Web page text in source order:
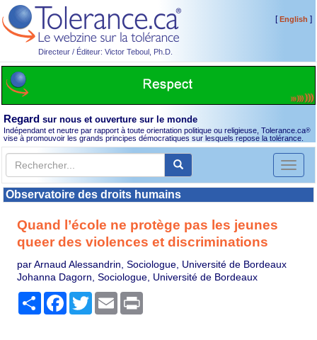
Directeur / Éditeur: Victor Teboul, Ph.D.
[English ]
Regard sur nous et ouverture sur le monde
Indépendant et neutre par rapport à toute orientation politique ou religieuse, Tolerance.ca®
vise à promouvoir les grands principes démocratiques sur lesquels repose la tolérance.
Toggle
Observatoire des droits humains
Quand l’école ne protège pas les jeunes
queer des violences et discriminations
par Arnaud Alessandrin, Sociologue, Université de Bordeaux
Johanna Dagorn, Sociologue, Université de Bordeaux
PartagerFacebook
TwitterEmail